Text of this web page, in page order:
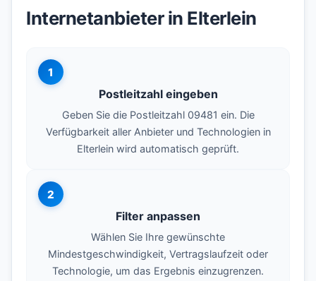
Internetanbieter in Elterlein
1
Postleitzahl eingeben
Geben Sie die Postleitzahl 09481 ein. Die
Verfügbarkeit aller Anbieter und Technologien in
Elterlein wird automatisch geprüft.
2
Filter anpassen
Wählen Sie Ihre gewünschte
Mindestgeschwindigkeit, Vertragslaufzeit oder
Technologie, um das Ergebnis einzugrenzen.